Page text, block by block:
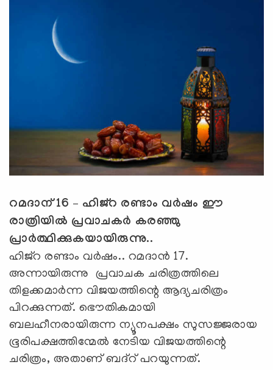
റമദാന് 16 – ഹിജ്റ രണ്ടാം വര്‍ഷം ഈ
രാത്രിയില്‍ പ്രവാചകര്‍ കരഞ്ഞു
പ്രാര്‍ത്ഥിക്കുകയായിരുന്നു..
ഹിജ്റ രണ്ടാം വര്‍ഷം.. റമദാന്‍ 17.
അന്നായിരുന്നു പ്രവാചക ചരിത്രത്തിലെ
തിളക്കമാര്‍ന്ന വിജയത്തിന്റെ ആദ്യചരിത്രം
പിറക്കുന്നത്. ഭൌതികമായി
ബലഹീനരായിരുന്ന ന്യൂനപക്ഷം സുസജ്ജരായ
ഭൂരിപക്ഷത്തിന്മേല്‍ നേടിയ വിജയത്തിന്റെ
ചരിത്രം, അതാണ് ബദ്റ് പറയുന്നത്.